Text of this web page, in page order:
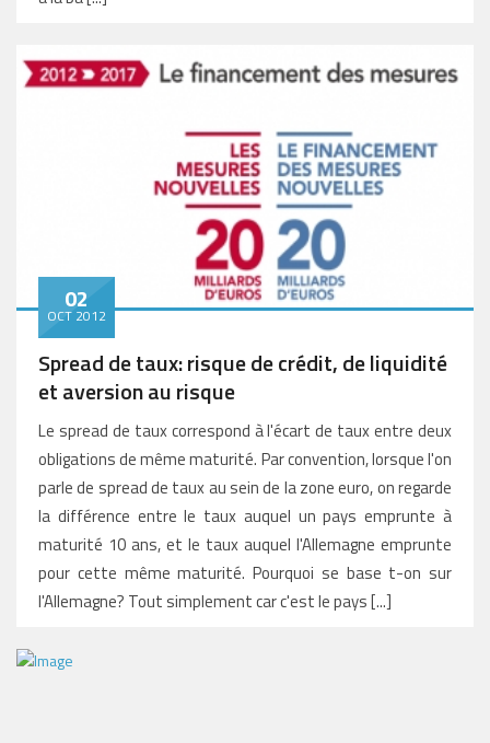
02
OCT 2012
Spread de taux: risque de crédit, de liquidité
et aversion au risque
Le spread de taux correspond à l'écart de taux entre deux
obligations de même maturité. Par convention, lorsque l'on
parle de spread de taux au sein de la zone euro, on regarde
la différence entre le taux auquel un pays emprunte à
maturité 10 ans, et le taux auquel l'Allemagne emprunte
pour cette même maturité. Pourquoi se base t-on sur
l'Allemagne? Tout simplement car c'est le pays [...]